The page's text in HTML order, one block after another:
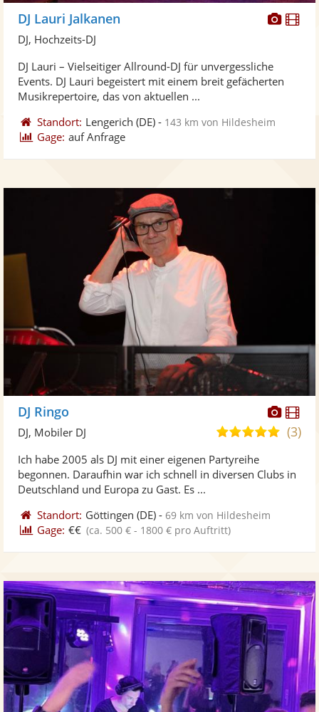
DJ Lauri Jalkanen
DJ, Hochzeits-DJ
DJ Lauri – Vielseitiger Allround-DJ für unvergessliche
Events. DJ Lauri begeistert mit einem breit gefächerten
Musikrepertoire, das von aktuellen ...
Standort: Lengerich (DE) - 143 km von Hildesheim
Gage: auf Anfrage
DJ Ringo
5,0(3)
DJ, Mobiler DJ
Ich habe 2005 als DJ mit einer eigenen Partyreihe
begonnen. Daraufhin war ich schnell in diversen Clubs in
Deutschland und Europa zu Gast. Es ...
Standort: Göttingen (DE) -69 km von Hildesheim
Gage: €€ (ca. 500 € - 1800 € pro Auftritt)